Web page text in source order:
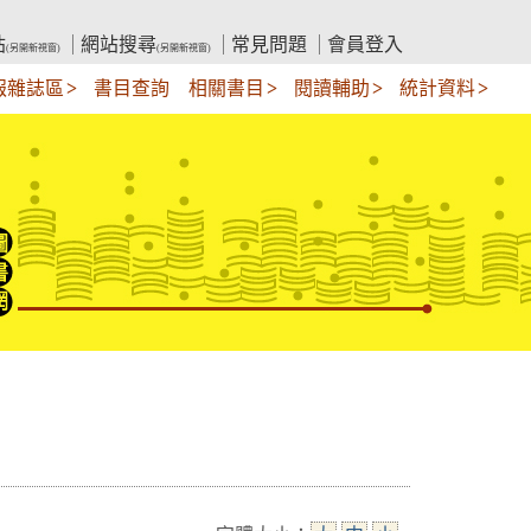
(另開新視窗) 網站搜尋(另開新視窗) 常見問題 會員登入
雜誌區 書目查詢 相關書目 閱讀輔助 統計資料